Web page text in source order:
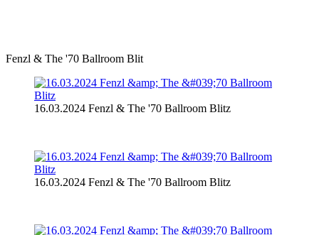
Fenzl & The '70 Ballroom Blit
16.03.2024 Fenzl & The '70 Ballroom Blitz
16.03.2024 Fenzl & The '70 Ballroom Blitz